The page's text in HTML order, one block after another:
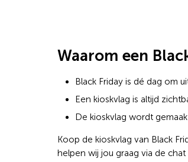
Waarom een
Black Friday is dé dag om
Een kioskvlag is altijd
De kioskvlag wordt
Koop de kioskvlag van Black
helpen wij jou graag via de